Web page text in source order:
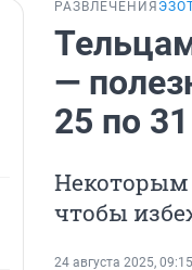
РАЗВЛЕЧЕНИЯ
—
25 по
Некоторым
чтобы
24 августа 2025, 09:15